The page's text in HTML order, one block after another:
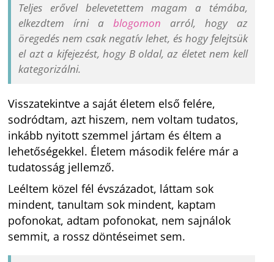
Teljes erővel belevetettem magam a témába,
elkezdtem írni ablogomon arról, hogy az
öregedés nem csak negatív lehet, és hogy felejtsük
el azt a kifejezést, hogy B oldal, az életet nem kell
kategorizálni.
Visszatekintve a saját életem első felére,
sodródtam, azt hiszem, nem voltam tudatos,
inkább nyitott szemmel jártam és éltem a
lehetőségekkel. Életem második felére már a
tudatosság jellemző.
Leéltem közel fél évszázadot, láttam sok
mindent, tanultam sok mindent, kaptam
pofonokat, adtam pofonokat, nem sajnálok
semmit, a rossz döntéseimet sem.